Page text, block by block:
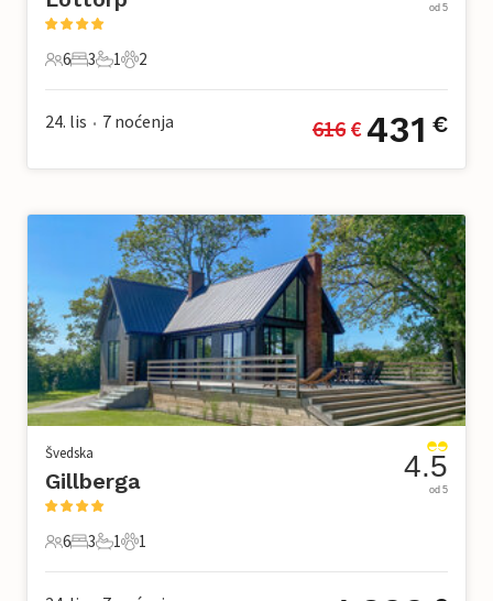
6 Gosti
6
3 Spavaće sobe
3
1 Kupaonica
1
2 Kućni ljubimac
2
od 5
24. lis • 7 noćenja 616 € 431 €
Švedska
Gillberga
6 Gosti
6
3 Spavaće sobe
3
1 Kupaonica
1
1 Kućni ljubimac
1
4.5
od 5